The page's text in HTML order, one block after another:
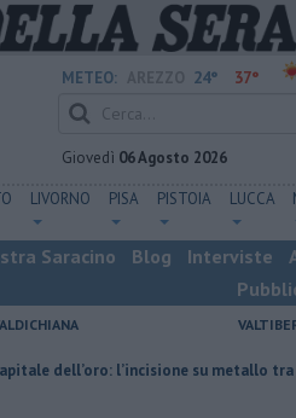
METEO: 24° 37°
Giovedì 06 Agosto 2026
LIVORNO PISA PISTOIA LUCCA
Saracino Blog Interviste
l’incisione su metallo tra gioielli e